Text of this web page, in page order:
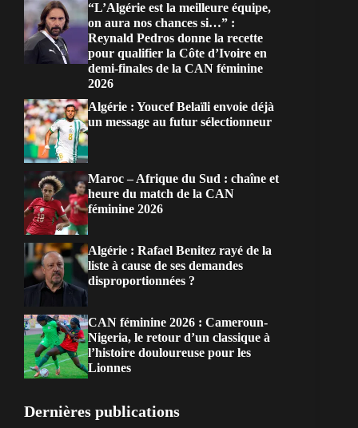
“L’Algérie est la meilleure équipe,
on aura nos chances si…” :
Reynald Pedros donne la recette
pour qualifier la Côte d’Ivoire en
demi-finales de la CAN féminine
2026
Algérie : Youcef Belaïli envoie déjà
un message au futur sélectionneur
Maroc – Afrique du Sud : chaîne et
heure du match de la CAN
féminine 2026
Algérie : Rafael Benitez rayé de la
liste à cause de ses demandes
disproportionnées ?
CAN féminine 2026 : Cameroun-
Nigeria, le retour d’un classique à
l’histoire douloureuse pour les
Lionnes
Dernières publications